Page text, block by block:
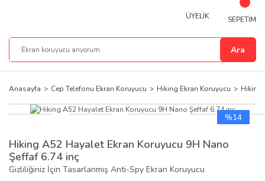
Ara
ÜYELİK SEPETİM
Anasayfa Cep Telefonu Ekran Koruyucu Hiking Ekran Koruyucu Hiking
%14
Hiking A52 Hayalet Ekran Koruyucu 9H Nano
Şeffaf 6.74 inç
Gizliliğiniz İçin Tasarlanmış Anti-Spy Ekran Koruyucu